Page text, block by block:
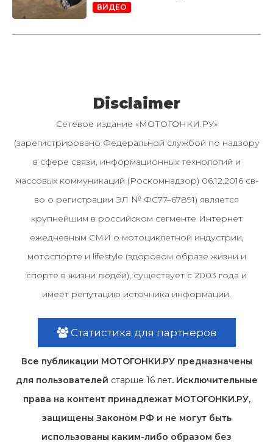
ВИДЕО
Disclaimer
Сетевое издание «МОТОГОНКИ.РУ»
(зарегистрировано Федеральной службой по надзору
в сфере связи, информационных технологий и
массовых коммуникаций (Роскомнадзор) 06.12.2016 св-
во о регистрации ЭЛ № ФС77–67891) является
крупнейшим в российском сегменте Интернет
ежедневным СМИ о мотоциклетной индустрии,
мотоспорте и lifestyle (здоровом образе жизни и
спорте в жизни людей), существует с 2003 года и
имеет репутацию источника информации.
Статистика для партнеров
Все публикации МОТОГОНКИ.РУ предназначены
для пользователей старше 16 лет. Исключительные
права на контент принадлежат МОТОГОНКИ.РУ,
защищены Законом РФ и не могут быть
использованы каким-либо образом без